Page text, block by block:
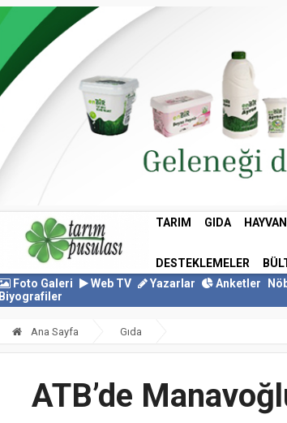
TARIM GIDA
DESTEKLEMELER
Foto Galeri
Web TV Yazarlar Anketler
Biyografiler
Ana Sayfa Gıda
ATB’de